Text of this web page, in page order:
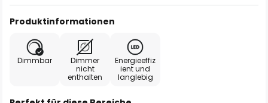
Produktinformationen
Dimmbar
Dimmer
nicht
enthalten
Energieeffiz
ient und
langlebig